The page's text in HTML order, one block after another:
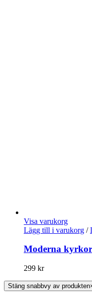
Visa varukorg
Lägg till i varukorg /
Moderna
299 kr
Stäng snabbvy av produkten